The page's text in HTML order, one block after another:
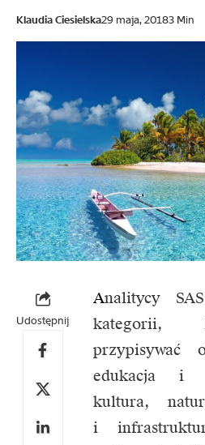
Klaudia Ciesielska29 maja, 20183 Min
Udostępnij
Analitycy
kategorii,
przypisywać
edukacja i
kultura,
i